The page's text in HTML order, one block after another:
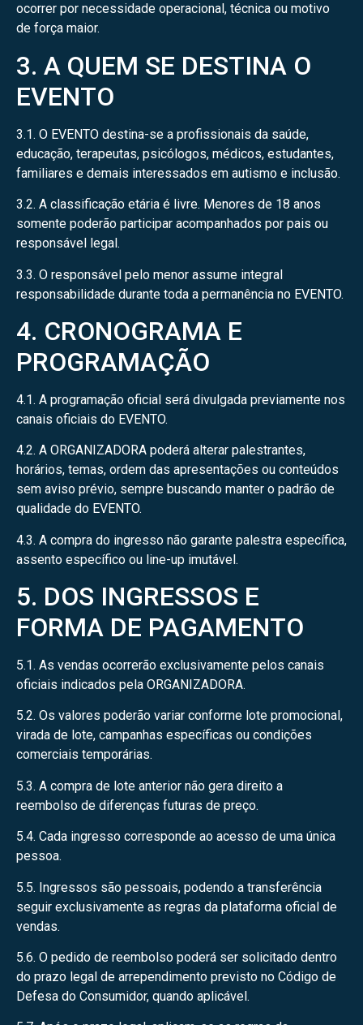
ocorrer por necessidade operacional, técnica ou motivo
de força maior.
3. A QUEM SE DESTINA O
EVENTO
3.1. O EVENTO destina-se a profissionais da saúde,
educação, terapeutas, psicólogos, médicos, estudantes,
familiares e demais interessados em autismo e inclusão.
3.2. A classificação etária é livre. Menores de 18 anos
somente poderão participar acompanhados por pais ou
responsável legal.
3.3. O responsável pelo menor assume integral
responsabilidade durante toda a permanência no EVENTO.
4. CRONOGRAMA E
PROGRAMAÇÃO
4.1. A programação oficial será divulgada previamente nos
canais oficiais do EVENTO.
4.2. A ORGANIZADORA poderá alterar palestrantes,
horários, temas, ordem das apresentações ou conteúdos
sem aviso prévio, sempre buscando manter o padrão de
qualidade do EVENTO.
4.3. A compra do ingresso não garante palestra específica,
assento específico ou line-up imutável.
5. DOS INGRESSOS E
FORMA DE PAGAMENTO
5.1. As vendas ocorrerão exclusivamente pelos canais
oficiais indicados pela ORGANIZADORA.
5.2. Os valores poderão variar conforme lote promocional,
virada de lote, campanhas específicas ou condições
comerciais temporárias.
5.3. A compra de lote anterior não gera direito a
reembolso de diferenças futuras de preço.
5.4. Cada ingresso corresponde ao acesso de uma única
pessoa.
5.5. Ingressos são pessoais, podendo a transferência
seguir exclusivamente as regras da plataforma oficial de
vendas.
5.6. O pedido de reembolso poderá ser solicitado dentro
do prazo legal de arrependimento previsto no Código de
Defesa do Consumidor, quando aplicável.